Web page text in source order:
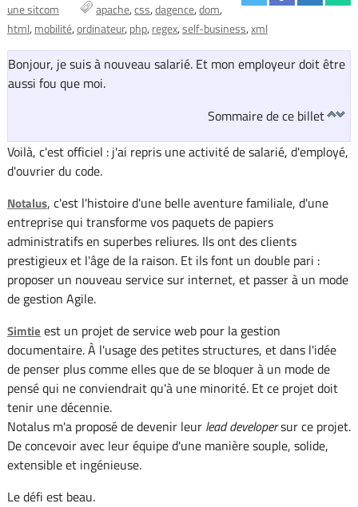
une sitcom
apache css dagence dom
html mobilité ordinateur php regex self-business xml
Bonjour, je suis à nouveau salarié. Et mon employeur doit être
aussi fou que moi.
Sommaire de ce billet
Voilà, c'est officiel : j'ai repris une activité de salarié, d'employé,
d'ouvrier du code.
Notalus, c'est l'histoire d'une belle aventure familiale, d'une
entreprise qui transforme vos paquets de papiers
administratifs en superbes reliures. Ils ont des clients
prestigieux et l'âge de la raison. Et ils font un double pari :
proposer un nouveau service sur internet, et passer à un mode
de gestion Agile.
Simtie est un projet de service web pour la gestion
documentaire. À l'usage des petites structures, et dans l'idée
de penser plus comme elles que de se bloquer à un mode de
pensé qui ne conviendrait qu'à une minorité. Et ce projet doit
tenir une décennie.
Notalus m'a proposé de devenir leur lead developersur ce projet.
De concevoir avec leur équipe d'une manière souple, solide,
extensible et ingénieuse.
Le défi est beau.